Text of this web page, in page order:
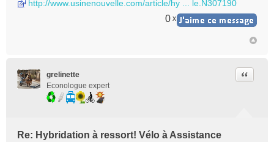
http://www.usinenouvelle.com/article/hy ... le.N307190
0 x
grelinette
Econologue expert
Re: Hybridation à ressort! Vélo à Assistance
Citer